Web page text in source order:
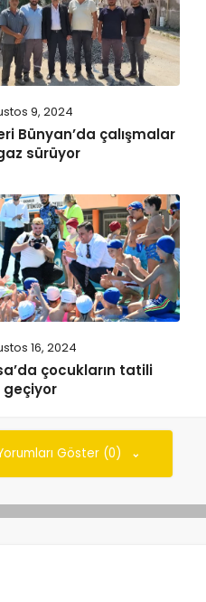
9, 2024
Bünyan’da çalışmalar
sürüyor
16, 2024
çocukların tatili
geçiyor
Göster (0)